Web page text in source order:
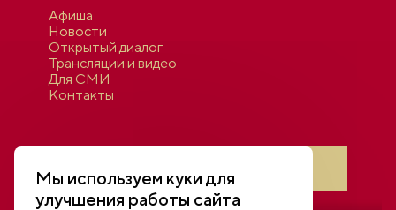
Афиша
Новости
Открытый диалог
Трансляции и видео
Для СМИ
Контакты
Мы используем куки для
улучшения работы сайта